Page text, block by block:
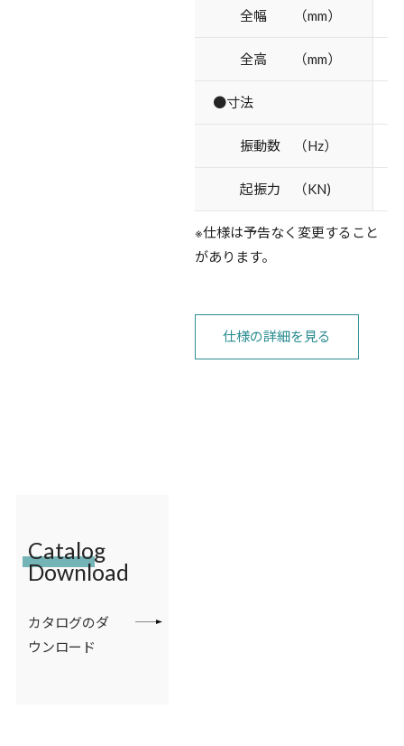
全幅 （mm）
全高 （mm）
●寸法
振動数 （Hz）
起振力 （KN)
※仕様は予告なく変更すること
があります。
仕様の詳細を見る
Catalog
Download
カタログのダ
ウンロード